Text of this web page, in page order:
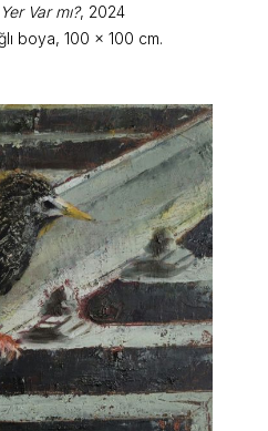
Var mı?, 2024
boya, 100 x 100 cm.